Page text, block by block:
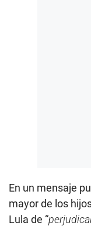
En un mensaje
mayor de los
Lula de “